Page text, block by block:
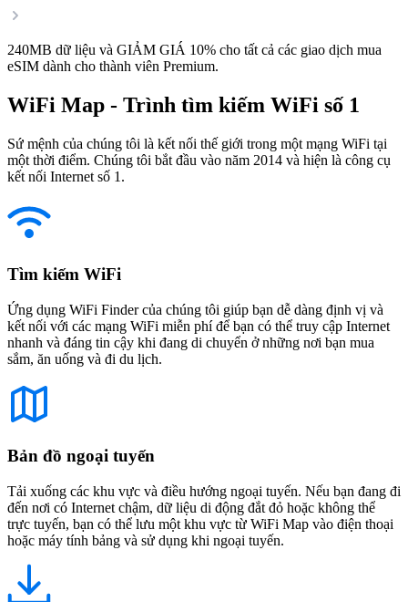
240MB dữ liệu và GIẢM GIÁ 10% cho tất cả các giao dịch mua
eSIM dành cho thành viên Premium.
WiFi Map - Trình tìm kiếm WiFi số 1
Sứ mệnh của chúng tôi là kết nối thế giới trong một mạng WiFi tại
một thời điểm. Chúng tôi bắt đầu vào năm 2014 và hiện là công cụ
kết nối Internet số 1.
Tìm kiếm WiFi
Ứng dụng WiFi Finder của chúng tôi giúp bạn dễ dàng định vị và
kết nối với các mạng WiFi miễn phí để bạn có thể truy cập Internet
nhanh và đáng tin cậy khi đang di chuyển ở những nơi bạn mua
sắm, ăn uống và đi du lịch.
Bản đồ ngoại tuyến
Tải xuống các khu vực và điều hướng ngoại tuyến. Nếu bạn đang đi
đến nơi có Internet chậm, dữ liệu di động đắt đỏ hoặc không thể
trực tuyến, bạn có thể lưu một khu vực từ WiFi Map vào điện thoại
hoặc máy tính bảng và sử dụng khi ngoại tuyến.